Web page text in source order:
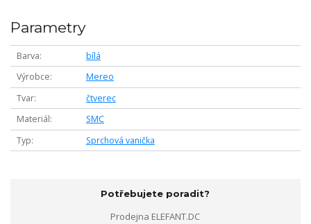
Parametry
Barva
bílá
Výrobce
Mereo
Tvar
čtverec
Materiál
SMC
Typ
Sprchová vanička
Potřebujete poradit?
Prodejna ELEFANT.DC